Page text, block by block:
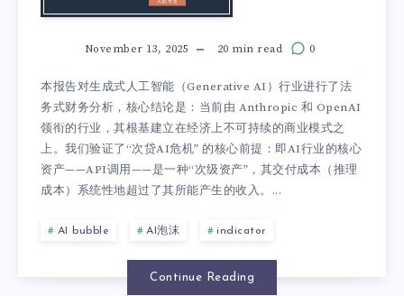
November 13, 2025 20 min read 0
本报告对生成式人工智能（Generative AI）行业进行了法
务式财务分析，核心结论是：当前由 Anthropic 和 OpenAI
领衔的行业，其根基建立在经济上不可持续的商业模式之
上。我们验证了“次贷AI危机” 的核心前提：即AI行业的核心
资产——API调用——是一种“次级资产”，其交付成本（推理
成本）系统性地超过了其所能产生的收入。...
AI bubble AI泡沫 indicator
Continue Reading